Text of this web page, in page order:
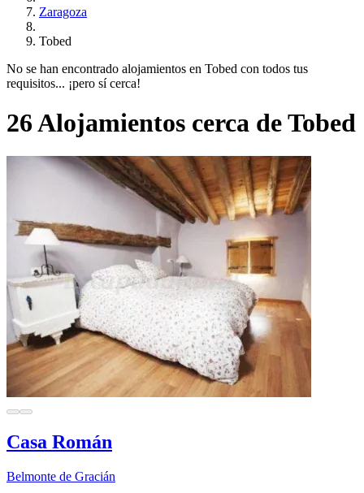
Zaragoza
Tobed
No se han encontrado alojamientos en Tobed con todos tus
requisitos... ¡pero sí cerca!
26 Alojamientos cerca de Tobed
Casa Román
Belmonte de Gracián